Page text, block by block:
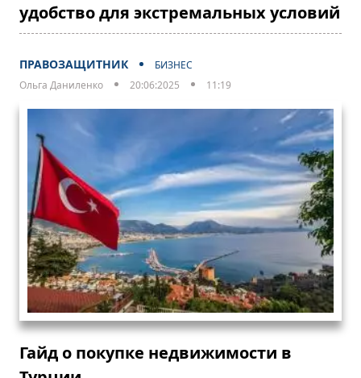
удобство для экстремальных условий
ПРАВОЗАЩИТНИК
БИЗНЕС
Ольга Даниленко
20:06:2025 11:19
Гайд о покупке недвижимости в